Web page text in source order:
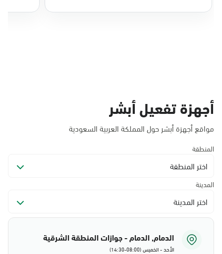
أجهزة تفعيل أبشر
مواقع أجهزة أبشر حول المملكة العربية السعودية
المنطقة
اختر المنطقة
المدينة
اختر المدينة
الدمام, الدمام - جوازات المنطقة الشرقية
الأحد - الخميس (08:00-14:30)